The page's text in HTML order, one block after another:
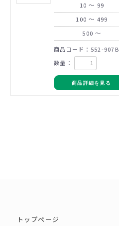
10 ～ 99
100 ～ 499
500 ～
商品コード：552-907B
数量：
商品詳細を見る
トップページ